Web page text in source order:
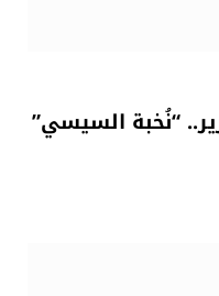
“نُخبة السيسي”